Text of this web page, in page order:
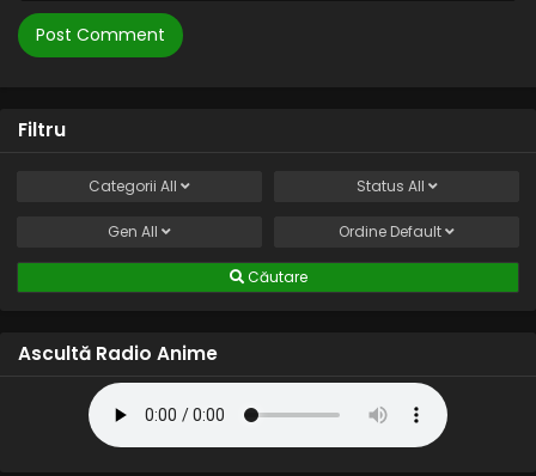
Filtru
Categorii All Status All
Gen All Ordine Default
Căutare
Ascultă Radio Anime